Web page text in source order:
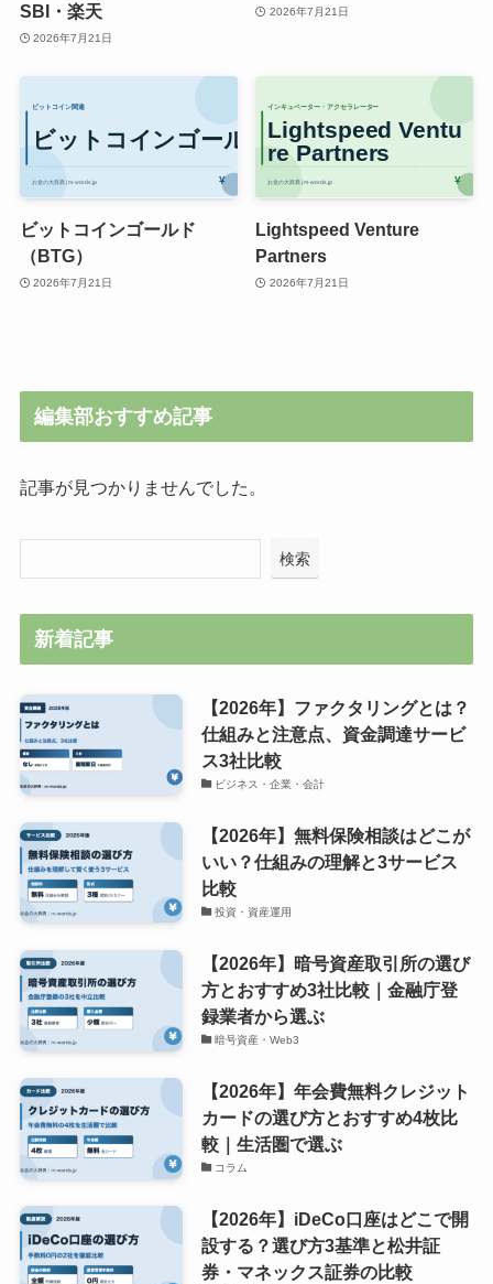
SBI・楽天
2026年7月21日
2026年7月21日
ビットコインゴールド
（BTG）
2026年7月21日
Lightspeed Venture
Partners
2026年7月21日
編集部おすすめ記事
記事が見つかりませんでした。
検索
新着記事
【2026年】ファクタリングとは？
仕組みと注意点、資金調達サービ
ス3社比較
ビジネス・企業・会計
【2026年】無料保険相談はどこが
いい？仕組みの理解と3サービス
比較
投資・資産運用
【2026年】暗号資産取引所の選び
方とおすすめ3社比較｜金融庁登
録業者から選ぶ
暗号資産・Web3
【2026年】年会費無料クレジット
カードの選び方とおすすめ4枚比
較｜生活圏で選ぶ
コラム
【2026年】iDeCo口座はどこで開
設する？選び方3基準と松井証
券・マネックス証券の比較